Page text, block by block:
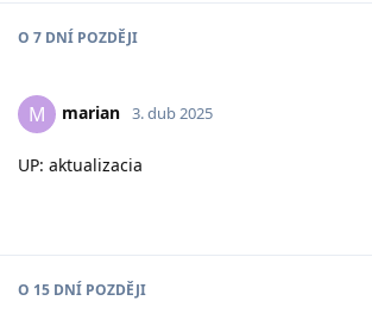
O 7 DNÍ POZDĚJI
M marian 3. dub 2025
UP: aktualizacia
O 15 DNÍ POZDĚJI